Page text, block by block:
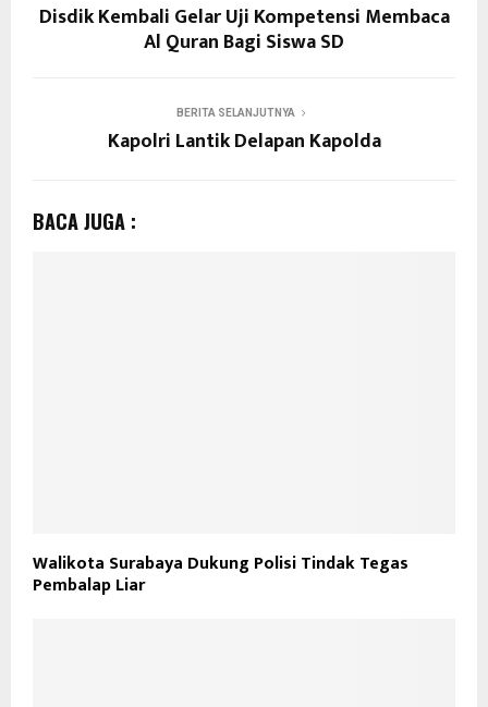
Disdik Kembali Gelar Uji Kompetensi Membaca
Al Quran Bagi Siswa SD
BERITA SELANJUTNYA
Kapolri Lantik Delapan Kapolda
BACA JUGA :
Walikota Surabaya Dukung Polisi Tindak Tegas
Pembalap Liar